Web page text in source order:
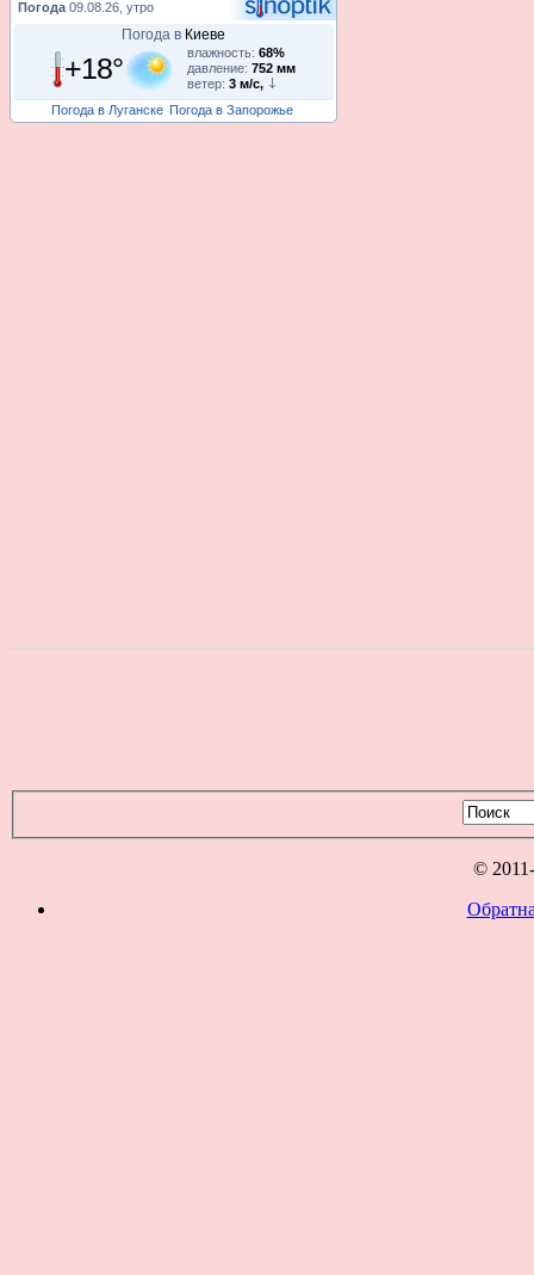
Погода 09.08.26, утро
Погода в Киеве
+18° влажность: 68%
давление: 752 мм
ветер: 3 м/с,
Погода в Луганске Погода в Запорожье
©